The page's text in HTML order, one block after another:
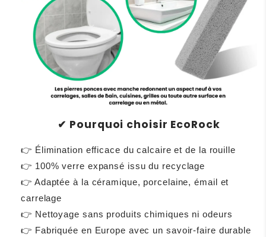
✔ Pourquoi choisir EcoRock
👉 Élimination efficace du calcaire et de la rouille
👉 100% verre expansé issu du recyclage
👉 Adaptée à la céramique, porcelaine, émail et
carrelage
👉 Nettoyage sans produits chimiques ni odeurs
👉 Fabriquée en Europe avec un savoir-faire durable